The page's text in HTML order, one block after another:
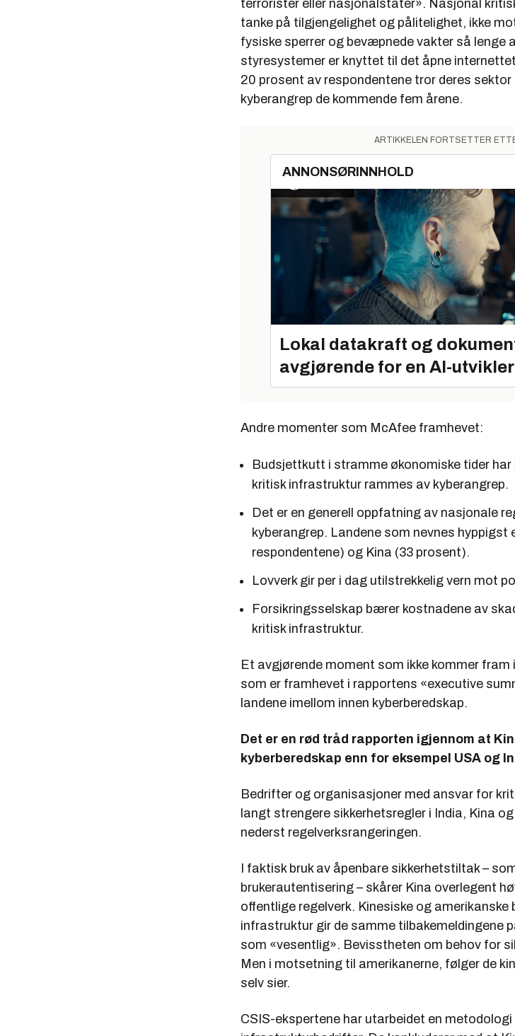
terrorister eller nasjonalstater». Nasjonal
tanke på tilgjengelighet og pålitelighet, ikke
fysiske sperrer og bevæpnede vakter så lenge
styresystemer er knyttet til det åpne
20 prosent av respondentene tror deres
kyberangrep de kommende fem årene.
ARTIKKELEN FORTSETTER
ANNONSØRINNHOLD
Lokal datakraft og
avgjørende for en AI-utvikler
Andre momenter som McAfee framhevet:
Budsjettkutt i stramme økonomiske tider
kritisk infrastruktur rammes av kyberangrep.
Det er en generell oppfatning av nasjonale
kyberangrep. Landene som nevnes hyppigst
respondentene) og Kina (33 prosent).
Lovverk gir per i dag utilstrekkelig vern mot
Forsikringsselskap bærer kostnadene av
kritisk infrastruktur.
Et avgjørende moment som ikke kommer
som er framhevet i rapportens «executive
landene imellom innen kyberberedskap.
Det er en rød tråd rapporten igjennom at
kyberberedskap enn for eksempel USA og
Bedrifter og organisasjoner med ansvar for
langt strengere sikkerhetsregler i India, Kina
nederst regelverksrangeringen.
I faktisk bruk av åpenbare sikkerhetstiltak –
brukerautentisering – skårer Kina overlegent
offentlige regelverk. Kinesiske og amerikanske
infrastruktur gir de samme tilbakemeldingene
som «vesentlig». Bevisstheten om behov for
Men i motsetning til amerikanerne, følger de
selv sier.
CSIS-ekspertene har utarbeidet en